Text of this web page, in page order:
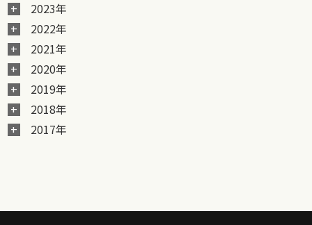
2023年
2022年
2021年
2020年
2019年
2018年
2017年